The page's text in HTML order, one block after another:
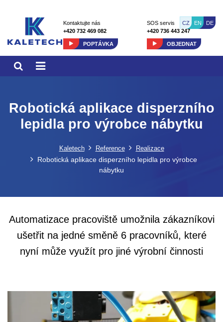
CZ EN DE
Kontaktujte nás
+420 732 469 082
POPTÁVKA
SOS servis
+420 736 443 247
OBJEDNAT
Robotická aplikace disperzního
lepidla pro výrobce nábytku
Kaletech Reference Realizace
Robotická aplikace disperzního lepidla pro výrobce
nábytku
Automatizace pracoviště umožnila zákazníkovi
ušetřit na jedné směně 6 pracovníků, které
nyní může využít pro jiné výrobní činnosti